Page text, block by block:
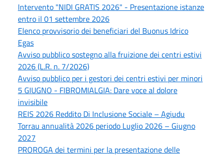
Intervento "NIDI GRATIS 2026" - Presentazione istanze
entro il 01 settembre 2026
Elenco provvisorio dei beneficiari del Buonus Idrico
Egas
Avviso pubblico sostegno alla fruizione dei centri estivi
2026 (L.R. n. 7/2026)
Avviso pubblico per i gestori dei centri estivi per minori
5 GIUGNO - FIBROMIALGIA: Dare voce al dolore
invisibile
REIS 2026 Reddito Di Inclusione Sociale – Agiudu
Torrau annualità 2026 periodo Luglio 2026 – Giugno
2027
PROROGA dei termini per la presentazione delle